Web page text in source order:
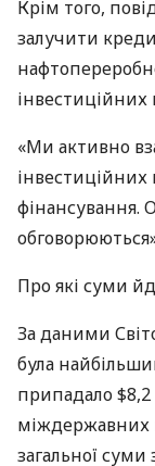
Крім того,
залучити
інвестиційних
«Ми активно
інвестиційних
фінансування.
Про які суми
За даними
була
припадало
міждержавних
загальної